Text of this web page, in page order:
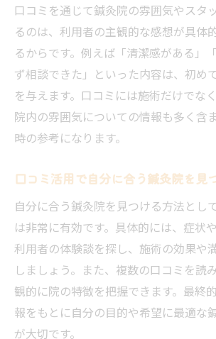
口コミに注目した鍼灸院の見
鍼灸院の施術効果を口コミ
実際に効果を感じた鍼灸院
信頼できる鍼灸院選びに役
鍼灸院の施術力を体験談から
自然療法で健康を目指す鍼灸院の
口コミで広がる鍼灸院の健康
鍼灸院の自然療法が支持さ
心身のバランスを整える鍼
鍼灸院を通じて実感できる健
鍼灸院の自然治癒力向上に
ト
納得の鍼灸院選びで心身の不調を
口コミを通じて鍼灸院の雰囲気やスタ
るのは、利用者の主観的な感想が具体
るからです。例えば「清潔感がある」
ず相談できた」といった内容は、初め
を与えます。口コミには施術だけでな
院内の雰囲気についての情報も多く含
時の参考になります。
口コミ活用で自分に合う鍼灸院を見
自分に合う鍼灸院を見つける方法とし
は非常に有効です。具体的には、症状
利用者の体験談を探し、施術の効果や
しましょう。また、複数の口コミを読
観的に院の特徴を把握できます。最終
報をもとに自分の目的や希望に最適な
が大切です。